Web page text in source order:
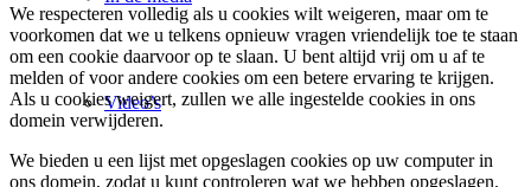
Video’s
We respecteren volledig als u cookies wilt weigeren, maar om te
voorkomen dat we u telkens opnieuw vragen vriendelijk toe te staan
om een cookie daarvoor op te slaan. U bent altijd vrij om u af te
melden of voor andere cookies om een betere ervaring te krijgen.
Als u cookies weigert, zullen we alle ingestelde cookies in ons
domein verwijderen.
We bieden u een lijst met opgeslagen cookies op uw computer in
ons domein, zodat u kunt controleren wat we hebben opgeslagen.